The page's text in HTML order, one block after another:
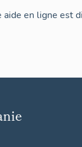
aide en ligne est